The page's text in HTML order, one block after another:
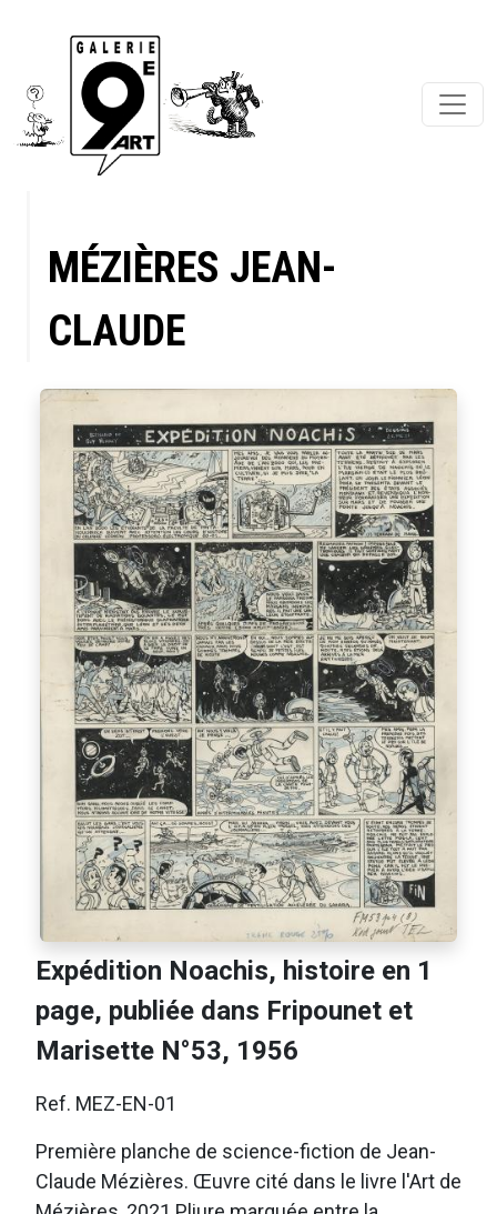
MÉZIÈRES JEAN-
CLAUDE
Expédition Noachis, histoire en 1
page, publiée dans Fripounet et
Marisette N°53, 1956
Ref. MEZ-EN-01
Première planche de science-fiction de Jean-
Claude Mézières. Œuvre cité dans le livre l'Art de